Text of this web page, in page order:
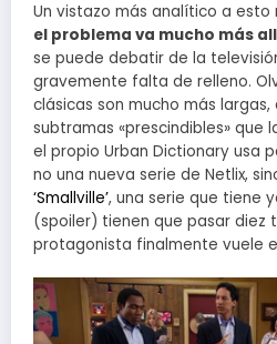
Un vistazo más analítico a
el problema va mucho más
se puede debatir de la
gravemente falta de relleno.
clásicas son mucho más
subtramas «prescindibles» que
el propio Urban Dictionary usa
no una nueva serie de Netlix,
‘Smallville’, una serie que tiene
(spoiler) tienen que pasar diez
protagonista finalmente vuele